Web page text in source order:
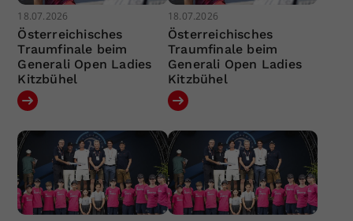
18.07.2026
Österreichisches
Traumfinale beim
Generali Open Ladies
Kitzbühel
18.07.2026
Österreichisches
Traumfinale beim
Generali Open Ladies
Kitzbühel